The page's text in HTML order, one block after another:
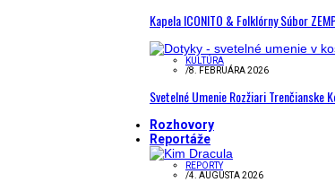
Kapela ICONITO & Folklórny Súbor
KULTÚRA
/8. FEBRUÁRA 2026
Svetelné Umenie Rozžiari Trenčianske
Rozhovory
Reportáže
REPORTY
/4. AUGUSTA 2026